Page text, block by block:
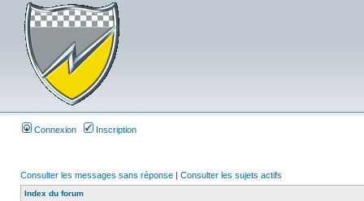
Connexion Inscription
Consulter les messages sans réponse | Consulter les sujets actifs
Index du forum